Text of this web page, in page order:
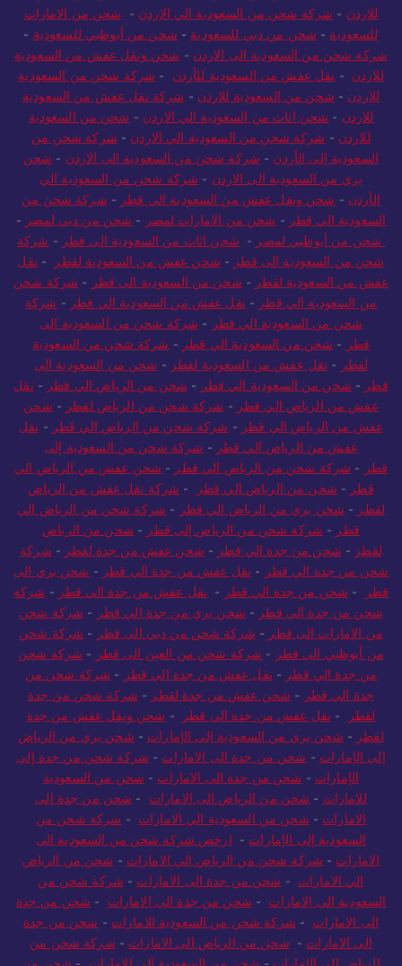
للاردن- شركة شحن من السعودية للاردن-نقل عفش من السعودية
للاردن-شركة شحن من السعودية الي الاردن -شحن من الامارات
للسعودية-شحن من دبي للسعودية -شحن من أبوظبي للسعودية-
شركة شحن من السعودية الى الاردن-شحن ونقل عفش من السعودية
للاردن- نقل عفش من السعودية للأردن -شركة شحن من السعودية
للاردن-شحن من السعودية للاردن - شركة نقل عفش من السعودية
للاردن- شحن اثاث من السعودية الي الاردن- شحن من السعودية
للاردن-شركة شحن من السعودية الي الاردن-شركة شحن من
السعودية إلى الأردن-شركة شحن من السعودية الى الاردن-شحن
بري من السعودية الى الاردن-شركة شحن من السعودية الي
الأردن- شحن ونقل عفش من السعودية الي قطر-شركة شحن من
السعودية الي قطر
-شحن من الامارات لمصر- شحن من دبي لمصر-
شحن من أبوظبي لمصر-شحن اثاث من السعودية الى قطر -
شركة
شحن من السعودية الى قطر-شحن عفش من السعودية لقطر-نقل
عفش من السعودية لقطر -شحن من السعودية الى قطر-شركة شحن
من السعودية الي قطر - نقل عفش من السعودية الي قطر- شركة
شحن من السعودية الي قطر
-شركة شحن من السعودية الى
قطر-شحن من السعودية الي قطر- شركة شحن من السعودية
لقطر-نقل عفش من السعودية لقطر-
شحن من السعودية الى
قطر- شحن من السعودية الي قطر- شحن من الرياض الي قطر-نقل
عفش من الرياض الي قطر-شركة شحن من الرياض لقطر- شحن
عفش من الرياض الي قطر
-شركة شحن من الرياض الي قطر-
عفش من الرياض الي قطر-
شركة شحن من السعودية إلى
قطر- شركة شحن من الرياض الي قطر-شحن عفش من الرياض الي
قطر-شحن من الرياض الي قطر- شركة نقل عفش من الرياض
لقطر-شحن بري من الرياض الي قطر -شركة شحن من الرياض الي
قطر- شركة شحن من الرياض إلى قطر -شحن من الرياض
لقطر - شحن من جدة الي قطر-شحن عفش من جدة لقطر-شركة
شحن من جدة الي قطر- نقل عفش من جدة الي قطر-
شحن بري الى
قطر - شحن من جدة الي قطر-نقل عفش من جدة الي قطر-شركة
شحن من جدة الي قطر - شحن بري من جدة الي قطر - شركة شحن
من الامارات الى قطر-شركة شحن من دبي الى قطر - شركة شحن
من أبوظبي الى قطر - شركة شحن من العين الى قطر -شركة شحن
من جدة الي قطر-نقل عفش من جدة الي قطر -شركة شحن من
جدة الي قطر-شحن عفش من جدة لقطر- شركة شحن من جدة
لقطر - نقل عفش من جدة الي قطر- شحن ونقل عفش من جدة
لقطر-شحن بري من السعودية إلى الإمارات- شحن بري من الرياض
إلى الإمارات- شحن من جدة الى الامارات- شركة شحن من جدة إلى
الإمارات-شحن من جدة الى الامارات-
شحن من السعودية
للامارات - شحن من الرياض الى الامارات- شحن من جدة الى
الامارات-شحن من السعودية الي الامارات-شركة شحن من
السعودية إلى الإمارات -ارخص شركة شحن من السعودية الى
الامارات- شركة شحن من الرياض الي الامارات - شحن من الرياض
الي الامارات-شحن من جدة الى الامارات- شركة شحن من
السعودية الى الامارات-شحن من جدة الى الامارات -شحن من جدة
الى الامارات- شركة شحن من السعودية للامارات- شحن من جدة
الى الامارات- شحن من الرياض الى الامارات-شركة شحن من